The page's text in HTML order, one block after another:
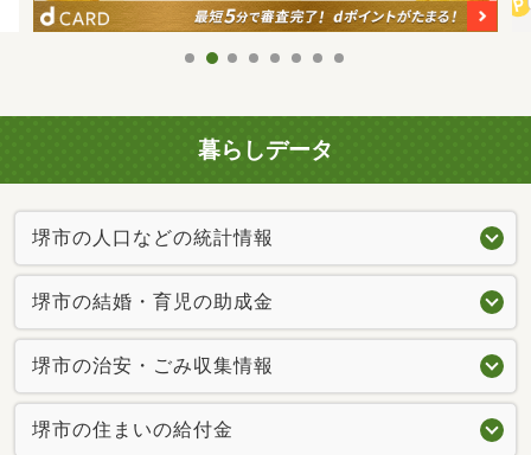
暮らしデータ
堺市の人口などの統計情報
堺市の結婚・育児の助成金
堺市の治安・ごみ収集情報
堺市の住まいの給付金